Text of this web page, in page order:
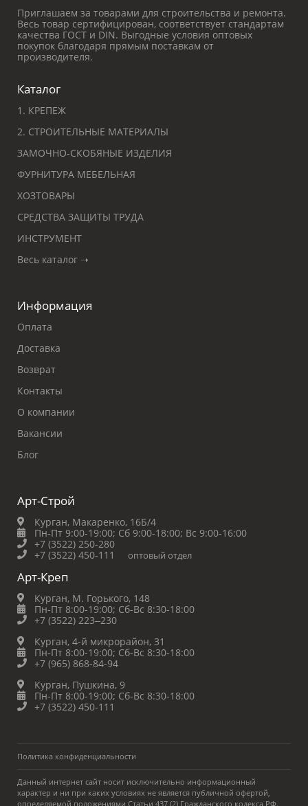
Приглашаем за товарами для строительства и ремонта.
Весь товар сертифицирован, соответствует стандартам
качества ГОСТ и DIN. Выгодные условия оптовых
покупок благодаря прямым поставкам от
производителя.
Каталог
1. КРЕПЕЖ
2. СТРОИТЕЛЬНЫЕ МАТЕРИАЛЫ
ЗАМОЧНО-СКОБЯНЫЕ ИЗДЕЛИЯ
ФУРНИТУРА МЕБЕЛЬНАЯ
ХОЗТОВАРЫ
СРЕДСТВА ЗАЩИТЫ ТРУДА
ИНСТРУМЕНТ
Весь каталог ➝
Информация
Оплата
Доставка
Возврат
Контакты
О компании
Вакансии
Блог
Арт-Строй
Курган, Макаренко, 16Б/4
Пн-Пт 9:00-19:00; Сб 9:00-18:00; Вс 9:00-16:00
+7 (3522) 250-280
+7 (3522) 450-111
оптовый отдел
Арт-Креп
Курган, М. Горького, 148
Пн-Пт 8:00-19:00; Сб-Вс 8:30-18:00
+7 (3522) 223‒230
Курган, 4-й микрорайон, 31
Пн-Пт 8:00-19:00; Сб-Вс 8:30-18:00
+7 (965) 868-84-94
Курган, Пушкина, 9
Пн-Пт 8:00-19:00; Сб-Вс 8:30-18:00
+7 (3522) 450-111
Политика конфиденциальности
Данный интернет сайт носит исключительно информационный
характер и ни при каких условиях не является публичной офертой,
определяемой положениями Статьи 437 (2) Гражданского кодекса РФ.